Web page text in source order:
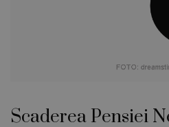
Scaderea Pensiei